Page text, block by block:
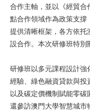
合作主軸，並以《經貿
點合作領域作為政策支
提供清晰框架，各方依
設合作。本次研修班特別
研修班以多元課程設計
經驗、綠色融資貸款與投
以及碳定價機制賦能零
還參訪澳門大學智慧城